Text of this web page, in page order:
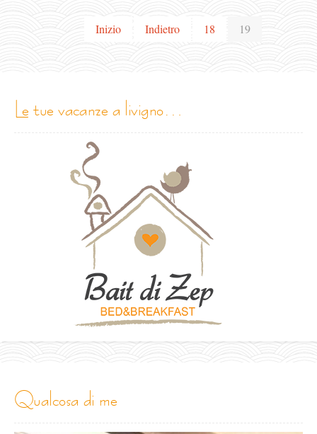
Inizio Indietro 18 19
le tue vacanze a livigno…
qualcosa di me